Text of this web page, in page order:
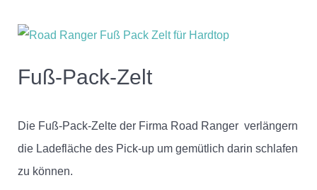
Fuß-Pack-Zelt
Die Fuß-Pack-Zelte der Firma Road Ranger verlängern
die Ladefläche des Pick-up um gemütlich darin schlafen
zu können.